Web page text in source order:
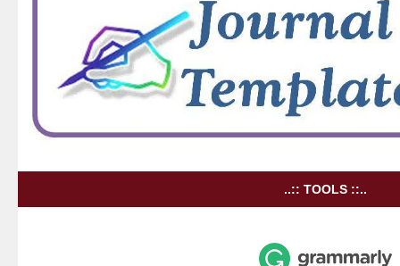
..:: TOOLS ::..